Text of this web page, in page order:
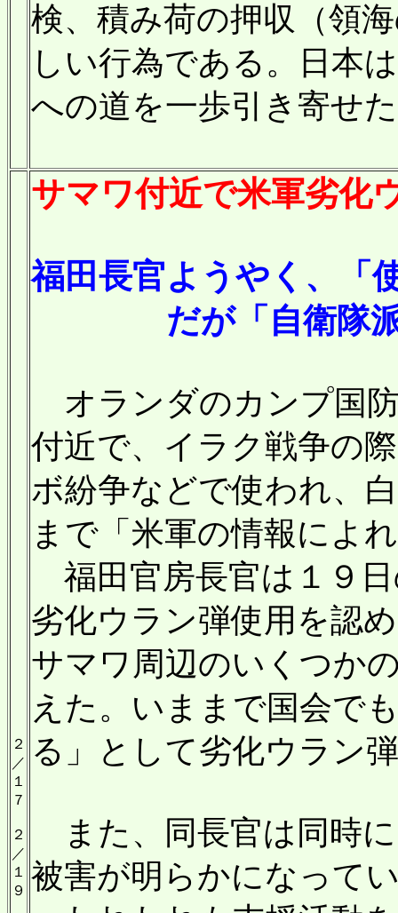
検、積み荷の押収（領
しい行為である。日本
への道を一歩引き寄せ
２
／
１
７
２
／
１
９
サマワ付近で米軍劣化
福田長官ようやく、「
だが「自衛隊派遣
オランダのカンプ国
付近で、イラク戦争の
ボ紛争などで使われ、
まで「米軍の情報によ
福田官房長官は１９
劣化ウラン弾使用を認
サマワ周辺のいくつか
えた。いままで国会で
る」として劣化ウラン
また、同長官は同時
被害が明らかになって